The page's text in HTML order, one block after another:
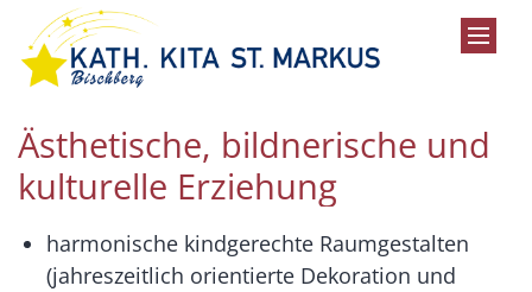
Zum Inhalt springen
Ästhetische, bildnerische und
kulturelle Erziehung
harmonische kindgerechte Raumgestalten
(jahreszeitlich orientierte Dekoration und